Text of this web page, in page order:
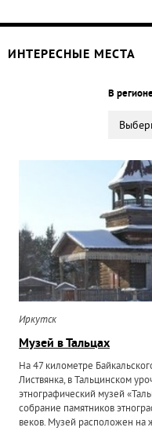
ИНТЕРЕСНЫЕ МЕСТА
В
Иркутск
Музей в Тальцах
На 47 километре
Листвянка, в Тальцинском
этнографический музей
собрание памятников
веков. Музей расположен на